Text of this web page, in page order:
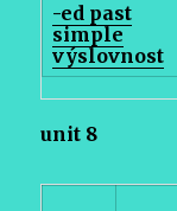
-ed past
simple
výslovnost
unit 8